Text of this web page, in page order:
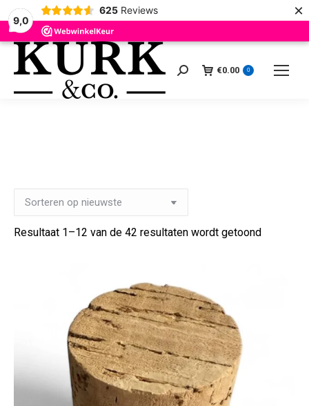
9,0
625 Reviews ×
Zoeken: €0.00 0
Resultaat 1–12 van de 42 resultaten wordt getoond